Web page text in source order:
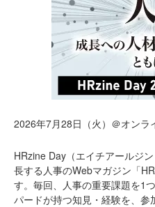
2026年7月28日（火）＠オンラ
HRzine Day（エイチアールジ
長する人事のWebマガジン「
す。毎回、人事の重要課題を1
パードが持つ知見・経験を、参